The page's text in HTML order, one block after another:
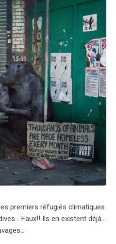
premiers réfugiés climatiques
Faux!! Ils en existent déjà…